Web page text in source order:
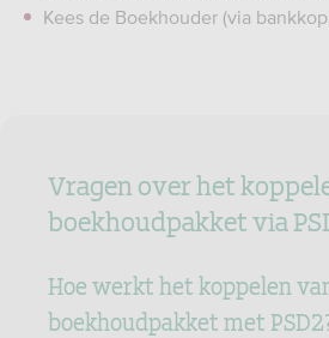
Kees de Boekhouder (via
Vragen over het
boekhoudpakket via
Hoe werkt het koppelen
boekhoudpakket met